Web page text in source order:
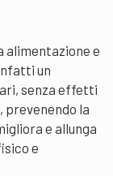
alimentazione e
un
senza effetti
prevenendo la
e allunga
e